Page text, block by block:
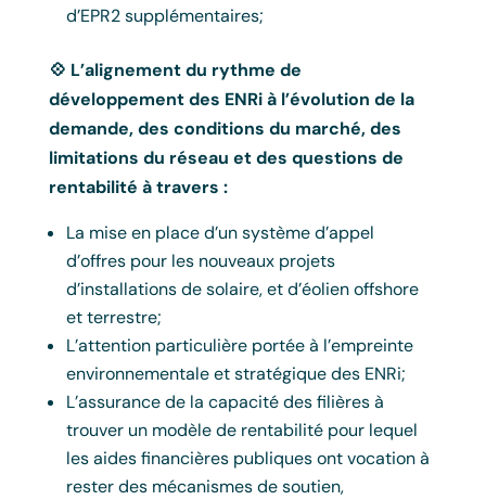
d’EPR2 supplémentaires;
💠 L’alignement du rythme de
développement des ENRi à l’évolution de la
demande, des conditions du marché, des
limitations du réseau et des questions de
rentabilité à travers :
La mise en place d’un système d’appel
d’offres pour les nouveaux projets
d’installations de solaire, et d’éolien offshore
et terrestre;
L’attention particulière portée à l’empreinte
environnementale et stratégique des ENRi;
L’assurance de la capacité des filières à
trouver un modèle de rentabilité pour lequel
les aides financières publiques ont vocation à
rester des mécanismes de soutien,